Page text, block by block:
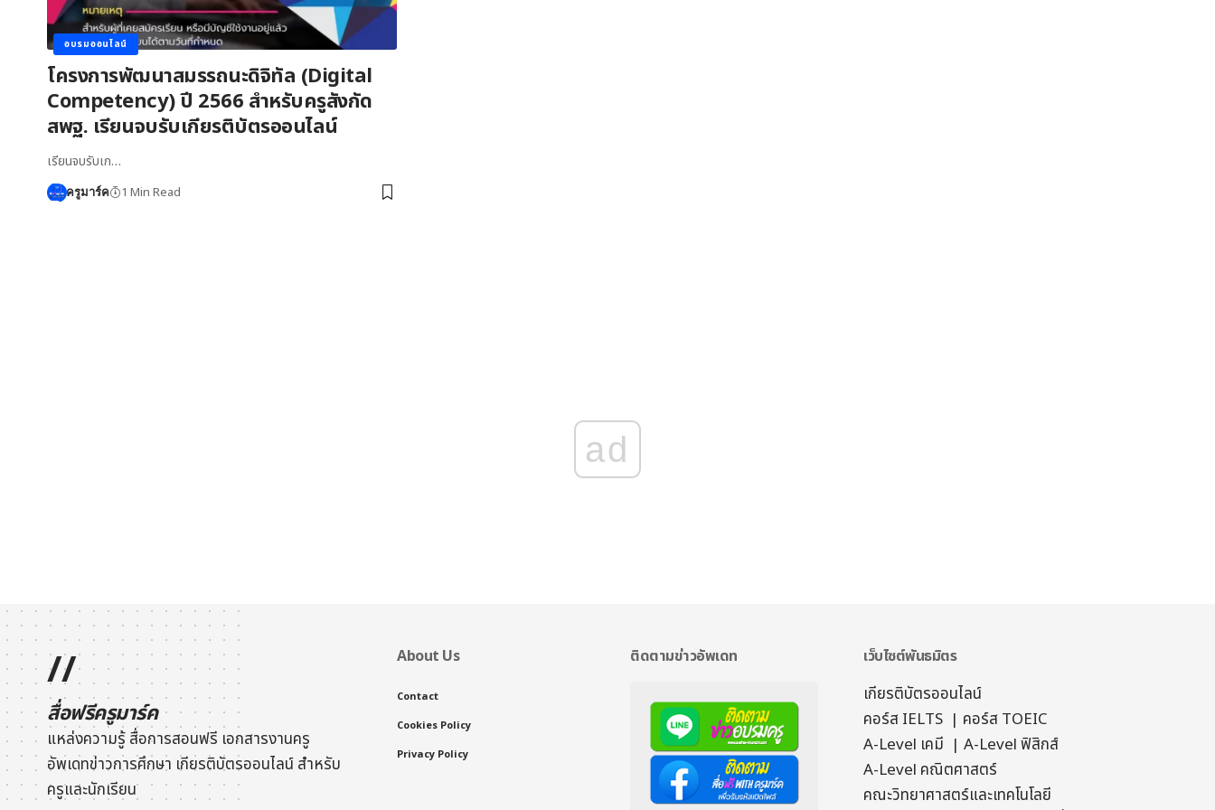
อบรมออนไลน์
โครงการพัฒนาสมรรถนะดิจิทัล (Digital
Competency) ปี 2566 สำหรับครูสังกัด
สพฐ. เรียนจบรับเกียรติบัตรออนไลน์
เรียนจบรับเก…
ครูมาร์ค 1 Min Read
ad
//
สื่อฟรีครูมาร์ค
แหล่งความรู้ สื่อการสอนฟรี เอกสารงานครู
อัพเดทข่าวการศึกษา เกียรติบัตรออนไลน์สำหรับ
ครูและนักเรียน
About Us
Contact
Cookies Policy
Privacy Policy
ติดตามข่าวอัพเดท เว็บไซต์พันธมิตร
เกียรติบัตรออนไลน์
คอร์ส IELTS | คอร์ส TOEIC
A-Level เคมี | A-Level ฟิสิกส์
A-Level คณิตศาสตร์
คณะวิทยาศาสตร์และเทคโนโลยี